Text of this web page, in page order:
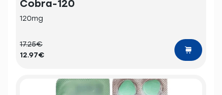
Cobra-120
120mg
17.25€
12.97€